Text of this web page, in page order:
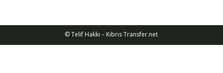
© Telif Hakkı – Kıbrıs Transfer.net